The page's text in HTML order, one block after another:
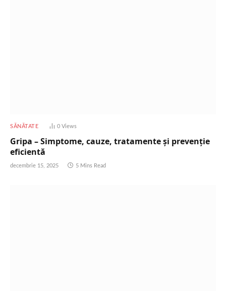
SĂNĂTATE 0Views
Gripa – Simptome, cauze, tratamente și prevenție
eficientă
decembrie 15, 2025 5 Mins Read